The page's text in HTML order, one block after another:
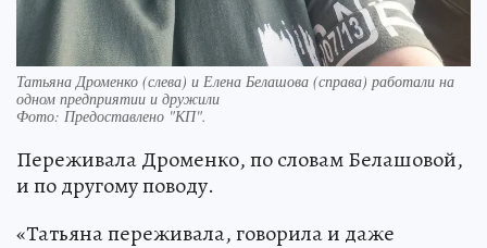
Татьяна Дроменко (слева) и Елена Белашова (справа) работали на
одном предприятии и дружили
Фото: Предоставлено "КП".
Переживала Дроменко, по словам Белашовой,
и по другому поводу.
«Татьяна переживала, говорила и даже